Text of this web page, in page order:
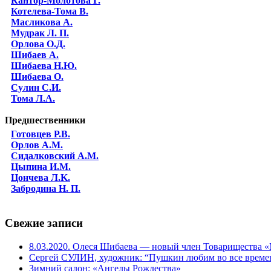
Котелева-Тома В.
Масликова А.
Мудрак Л. П.
Орлова О.Д.
Шибаев А.
Шибаева Н.Ю.
Шибаева O.
Сулин С.И.
Тома Л.А.
Предшественники
Готовцев Р.В.
Орлов А.М.
Сидалковский А.М.
Цыпина И.М.
Цончева Л.K.
Забродина Н. П.
Свежие записи
8.03.2020. Олеся Шибаева — новый член Товарищества
Сергей СУЛИН, художник: “Пушкин любим во все
Зимний салон: «Ангелы Рождества»